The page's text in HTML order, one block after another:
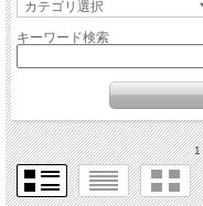
キーワード検索
1